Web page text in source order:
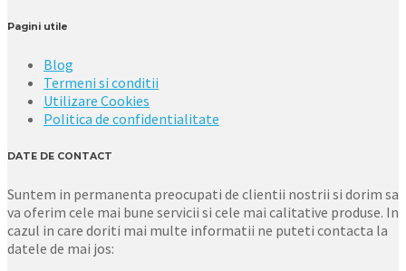
Pagini utile
Blog
Termeni si conditii
Utilizare Cookies
Politica de confidentialitate
DATE DE CONTACT
Suntem in permanenta preocupati de clientii nostrii si dorim sa
va oferim cele mai bune servicii si cele mai calitative produse. In
cazul in care doriti mai multe informatii ne puteti contacta la
datele de mai jos: